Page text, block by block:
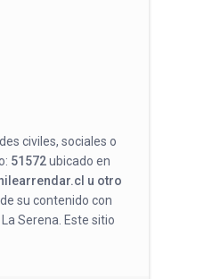
civiles, sociales o
51572ubicado en
u otro
su contenido con
Serena. Este sitio